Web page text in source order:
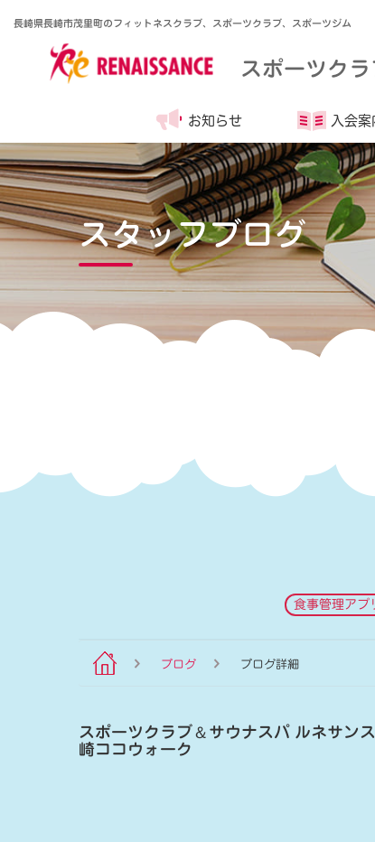
長崎県長崎市茂里町のフィットネスクラブ、スポーツクラブ、スポーツジム
スポーツク
お知らせ 入会案
スタッフブログ
食事管理アプ
ブログ ブログ詳細
スポーツクラブ＆サウナスパ ルネサン
崎ココウォーク